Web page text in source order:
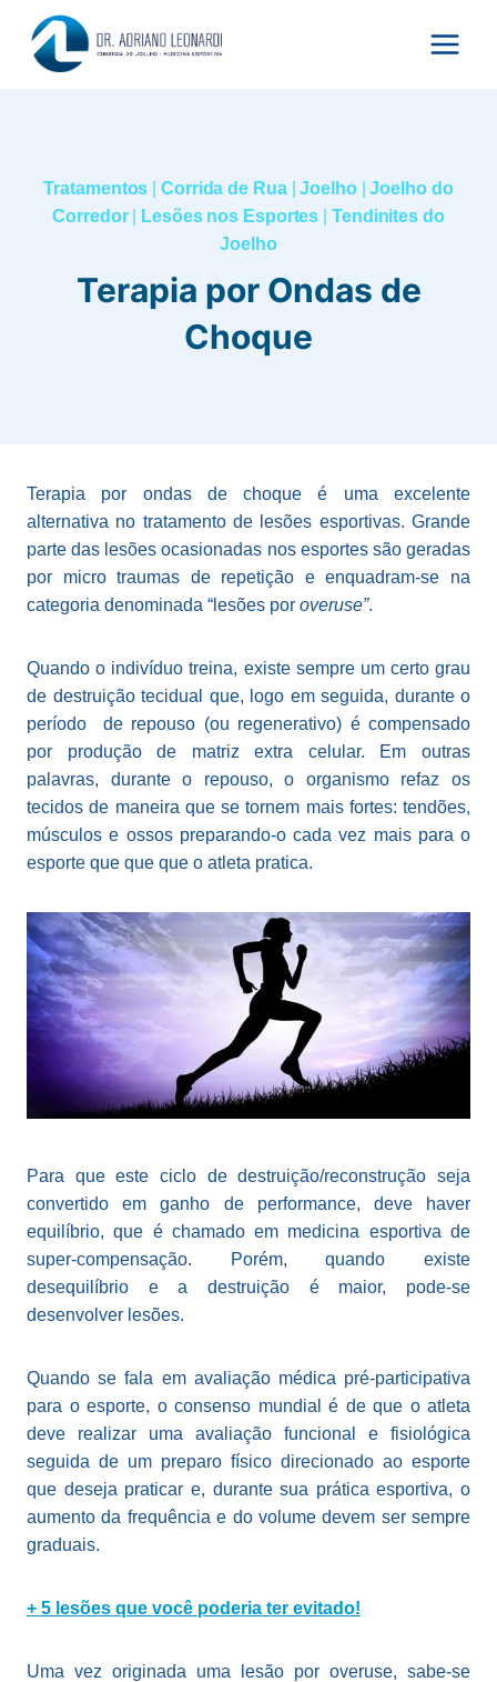
para
Tratamentos |Corrida de Rua|Joelho|Joelho do
Corredor| Lesões nos Esportes
Tendinites do
Joelho
Terapia por Ondas de
Choque
Terapia por ondas de choque é uma excelente
alternativa no tratamento de lesões esportivas. Grande
parte das lesões ocasionadas nos esportes são geradas
por micro traumas de repetição e enquadram-se na
categoria denominada “lesões por overuse”.
Quando o indivíduo treina, existe sempre um certo grau
de destruição tecidual que, logo em seguida, durante o
período de repouso (ou regenerativo) é compensado
por produção de matriz extra celular. Em outras
palavras, durante o repouso, o organismo refaz os
tecidos de maneira que se tornem mais fortes: tendões,
músculos e ossos preparando-o cada vez mais para o
esporte que que que o atleta pratica.
Para que este ciclo de destruição/reconstrução seja
convertido em ganho de performance, deve haver
equilíbrio, que é chamado em medicina esportiva de
super-compensação. Porém, quando existe
desequilíbrio e a destruição é maior, pode-se
desenvolver lesões.
Quando se fala em avaliação médica pré-participativa
para o esporte, o consenso mundial é de que o atleta
deve realizar uma avaliação funcional e fisiológica
seguida de um preparo físico direcionado ao esporte
que deseja praticar e, durante sua prática esportiva, o
aumento da frequência e do volume devem ser sempre
graduais.
+ 5 lesões que você poderia ter evitado!
Uma vez originada uma lesão por overuse, sabe-se